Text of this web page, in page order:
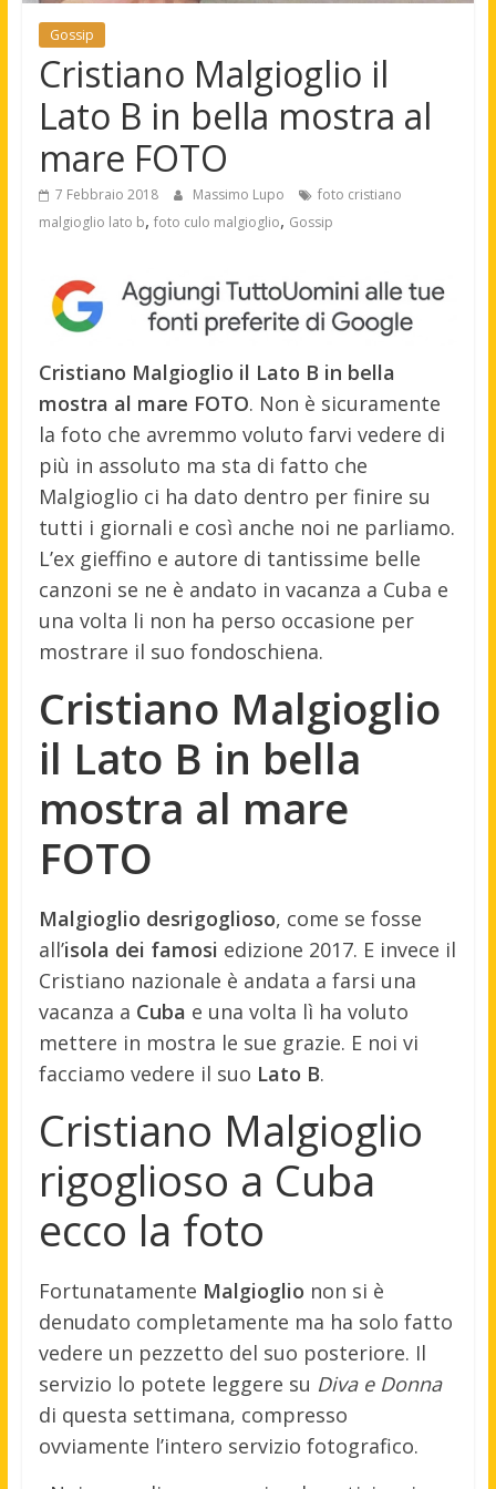
Gossip
Cristiano Malgioglio il
Lato B in bella mostra al
mare FOTO
7 Febbraio 2018 Massimo Lupo
foto cristiano
malgioglio lato b, foto culo malgioglio, Gossip
Cristiano Malgioglio il Lato B in bella
mostra al mare FOTO. Non è sicuramente
la foto che avremmo voluto farvi vedere di
più in assoluto ma sta di fatto che
Malgioglio ci ha dato dentro per finire su
tutti i giornali e così anche noi ne parliamo.
L’ex gieffino e autore di tantissime belle
canzoni se ne è andato in vacanza a Cuba e
una volta li non ha perso occasione per
mostrare il suo fondoschiena.
Cristiano Malgioglio
il Lato B in bella
mostra al mare
FOTO
Malgioglio desrigoglioso, come se fosse
all’isola dei famosi edizione 2017. E invece il
Cristiano nazionale è andata a farsi una
vacanza a Cuba e una volta lì ha voluto
mettere in mostra le sue grazie. E noi vi
facciamo vedere il suo Lato B.
Cristiano Malgioglio
rigoglioso a Cuba
ecco la foto
Fortunatamente Malgioglio non si è
denudato completamente ma ha solo fatto
vedere un pezzetto del suo posteriore. Il
servizio lo potete leggere su Diva e Donna
di questa settimana, compresso
ovviamente l’intero servizio fotografico.